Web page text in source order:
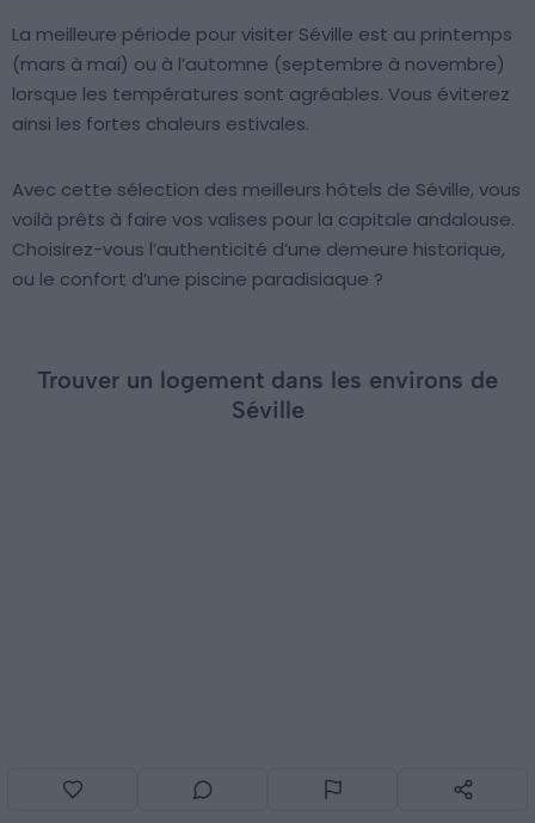
La meilleure période pour visiter Séville est au printemps
(mars à mai) ou à l’automne (septembre à novembre)
lorsque les températures sont agréables. Vous éviterez
ainsi les fortes chaleurs estivales.
Avec cette sélection des meilleurs hôtels de Séville, vous
voilà prêts à faire vos valises pour la capitale andalouse.
Choisirez-vous l’authenticité d’une demeure historique,
ou le confort d’une piscine paradisiaque ?
Trouver un logement dans les environs de
Séville